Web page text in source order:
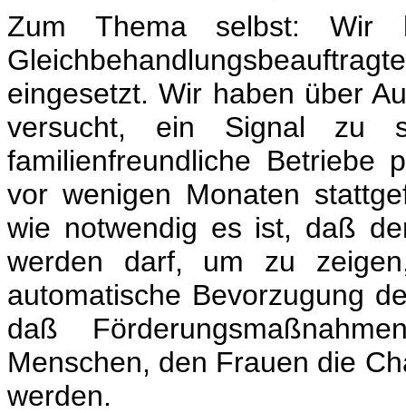
Zum Thema selbst: Wir
eingesetzt. Wir haben über
versucht, ein Signal zu
familienfreundliche Betriebe
vor wenigen Monaten
wie notwendig es ist, daß
werden darf, um zu
automatische Bevorzugung
daß
Menschen, den Frauen die
werden.